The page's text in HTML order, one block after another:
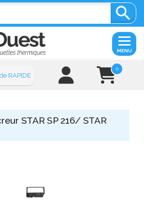

0
RAPIDE
MENU
STAR SP 216/ STAR